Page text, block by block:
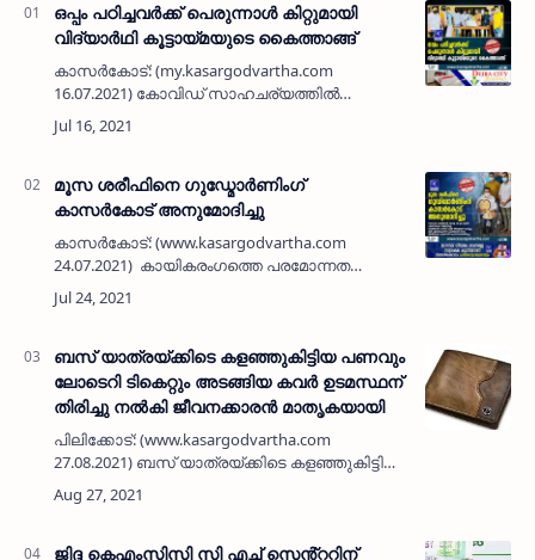
ഒപ്പം പഠിച്ചവർക്ക് പെരുന്നാൾ കിറ്റുമായി
വിദ്യാർഥി കൂട്ടായ്‌മയുടെ കൈത്താങ്ങ്
കാസർകോട്: (my.kasargodvartha.com
16.07.2021) കോവിഡ് സാഹചര്യത്തിൽ
പ്രയാസം അനുഭവിക്കുന്ന ഒപ്പം പഠിച്ചവരെ
കണ്ടെത്തി പെരുന്നാൾ കിറ്റുമായി
മൂസ ശരീഫിനെ ഗുഡ്മോർണിംഗ്
കാസർകോട് അനുമോദിച്ചു
കാസർകോട്: (www.kasargodvartha.com
24.07.2021) കായികരംഗത്തെ പരമോന്നത
ബഹുമതിയായ രാജീവ് ഗാന്ധി ഖേൽരത്ന
പുരസ്കാരത്തിന് നാമനിർദേശം ചെയ്യപ്പെട്ട
ബസ് യാത്രയ്ക്കിടെ കളഞ്ഞുകിട്ടിയ പണവും
ലോടെറി ടികെറ്റും അടങ്ങിയ കവർ ഉടമസ്ഥന്
തിരിച്ചു നൽകി ജീവനക്കാരൻ മാതൃകയായി
പിലിക്കോട്: (www.kasargodvartha.com
27.08.2021) ബസ് യാത്രയ്ക്കിടെ കളഞ്ഞുകിട്ടിയ
പണവും ലോടെറി ടികെറ്റും അടങ്ങിയ കടലാസ്
പൊതി ഉടമസ്ഥന് തിരിച്ചു നൽകി കാസർകോട്
ജിദ്ദ കെഎംസിസി സി എച് സെൻ്ററിന്